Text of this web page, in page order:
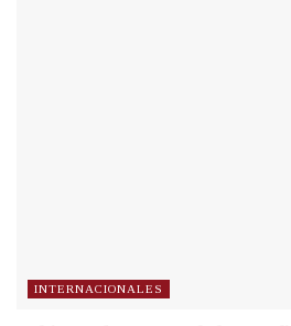
INTERNACIONALES